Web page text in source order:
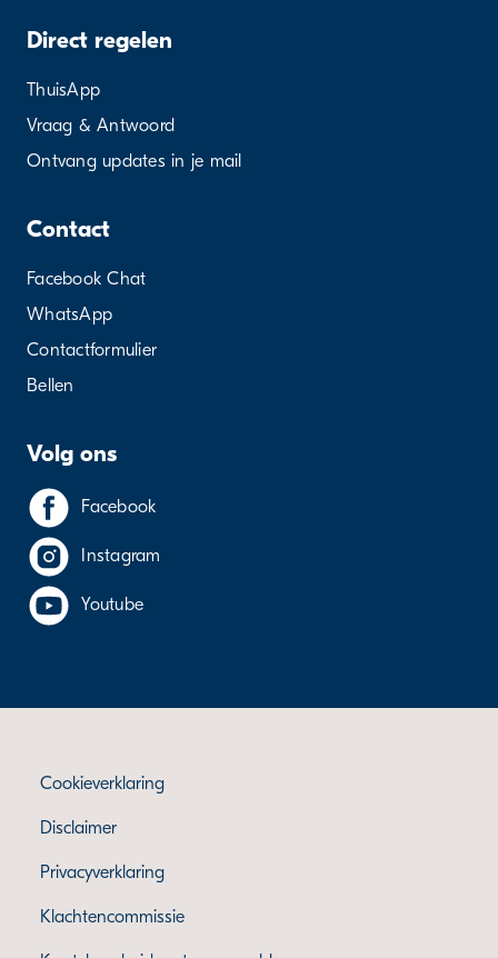
Direct regelen
ThuisApp
Vraag & Antwoord
Ontvang updates in je mail
Contact
Facebook Chat
WhatsApp
Contactformulier
Bellen
Volg ons
Facebook
Instagram
Youtube
Cookieverklaring
Disclaimer
Privacyverklaring
Klachtencommissie